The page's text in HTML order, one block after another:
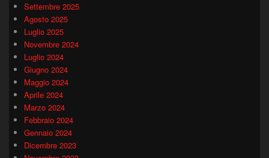
Settembre 2025
Agosto 2025
Luglio 2025
Novembre 2024
Luglio 2024
Giugno 2024
Maggio 2024
Aprile 2024
Marzo 2024
Febbraio 2024
Gennaio 2024
Dicembre 2023